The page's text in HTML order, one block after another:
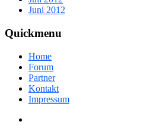
Juni 2012
Quickmenu
Home
Forum
Partner
Kontakt
Impressum